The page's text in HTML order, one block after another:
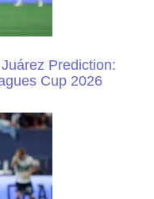
Prediction:
Cup 2026